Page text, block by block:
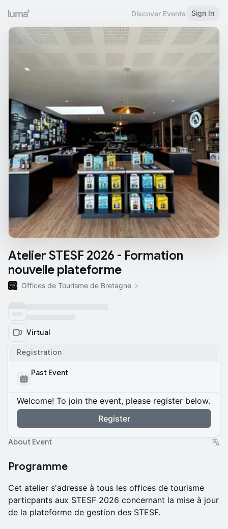
Discover Events Sign In
Atelier STESF 2026 - Formation
nouvelle plateforme
Offices de Tourisme de Bretagne
Virtual
Registration
Past Event
Welcome! To join the event, please register below.
Register
About Event
Programme
Cet atelier s'adresse à tous les offices de tourisme
particpants aux STESF 2026 concernant la mise à jour
de la plateforme de gestion des STESF.